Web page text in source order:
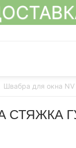
Швабра для окна NV
СТЯЖКА